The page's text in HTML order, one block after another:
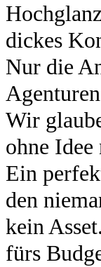
dickes
Nur die
Wir
ohne
Ein
den
kein
fürs